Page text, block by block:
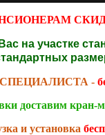
на участке
-
доставим кран-
и установка